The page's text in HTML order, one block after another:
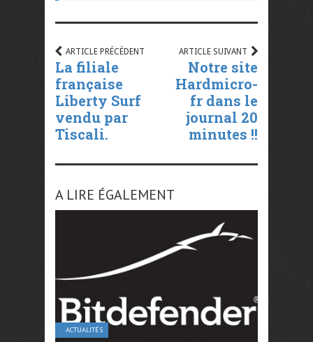
ARTICLE PRÉCÉDENT
La filiale
française
Liberty Surf
vendu par
Tiscali.
ARTICLE SUIVANT
Notre site
Hardmicro-
fr dans le
journal 20
minutes !!
A LIRE ÉGALEMENT
ACTUALITÉS